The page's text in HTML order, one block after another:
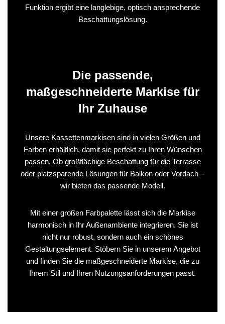
Funktion ergibt eine langlebige, optisch ansprechende
Beschattungslösung.
Die passende,
maßgeschneiderte Markise für
Ihr Zuhause
Unsere Kassettenmarkisen sind in vielen Größen und
Farben erhältlich, damit sie perfekt zu Ihren Wünschen
passen. Ob großflächige Beschattung für die Terrasse
oder platzsparende Lösungen für Balkon oder Vordach –
wir bieten das passende Modell.
Mit einer großen Farbpalette lässt sich die Markise
harmonisch in Ihr Außenambiente integrieren. Sie ist
nicht nur robust, sondern auch ein schönes
Gestaltungselement. Stöbern Sie in unserem Angebot
und finden Sie die maßgeschneiderte Markise, die zu
Ihrem Stil und Ihren Nutzungsanforderungen passt.